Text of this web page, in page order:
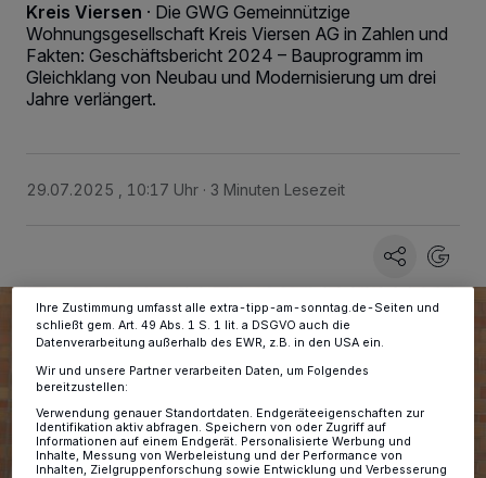
Kreis Viersen · Die GWG Gemeinnützige
Wohnungsgesellschaft Kreis Viersen AG in Zahlen und
Fakten: Geschäftsbericht 2024 – Bauprogramm im
Gleichklang von Neubau und Modernisierung um drei
Jahre verlängert.
29.07.2025 , 10:17 Uhr 3 Minuten Lesezeit
Wir und unsere
personenbezogene Daten wie Browserdaten oder eindeutige
Anzeigen möglicherweise nicht mehr so relevant für Sie. Sie können
Einstellungen oder Ablehnen am unteren Rand der Webseite klicken.
Ihre Einstellungen gelten innerhalb unseres Website. Weitere
Ihre Zustimmung umfasst alle extra-tipp-am-sonntag.de-Seiten und
schließt gem. Art. 49 Abs. 1 S. 1 lit. a DSGVO auch die
Datenverarbeitung außerhalb des EWR, z.B. in den USA ein.
Wir und unsere Partner verarbeiten Daten, um Folgendes
bereitzustellen:
Verwendung genauer Standortdaten. Endgeräteeigenschaften zur
Identifikation aktiv abfragen. Speichern von oder Zugriff auf
Informationen auf einem Endgerät. Personalisierte Werbung und
Inhalte, Messung von Werbeleistung und der Performance von
Inhalten, Zielgruppenforschung sowie Entwicklung und Verbesserung